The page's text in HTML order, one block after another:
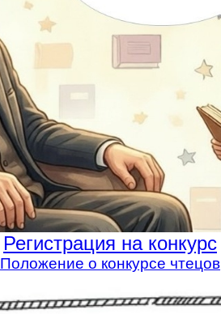
Регистрация на конкурс
Положение о конкурсе чтецов